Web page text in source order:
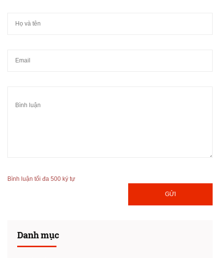
Danh mục
Bình luận tối đa 500 ký tự
GỬI